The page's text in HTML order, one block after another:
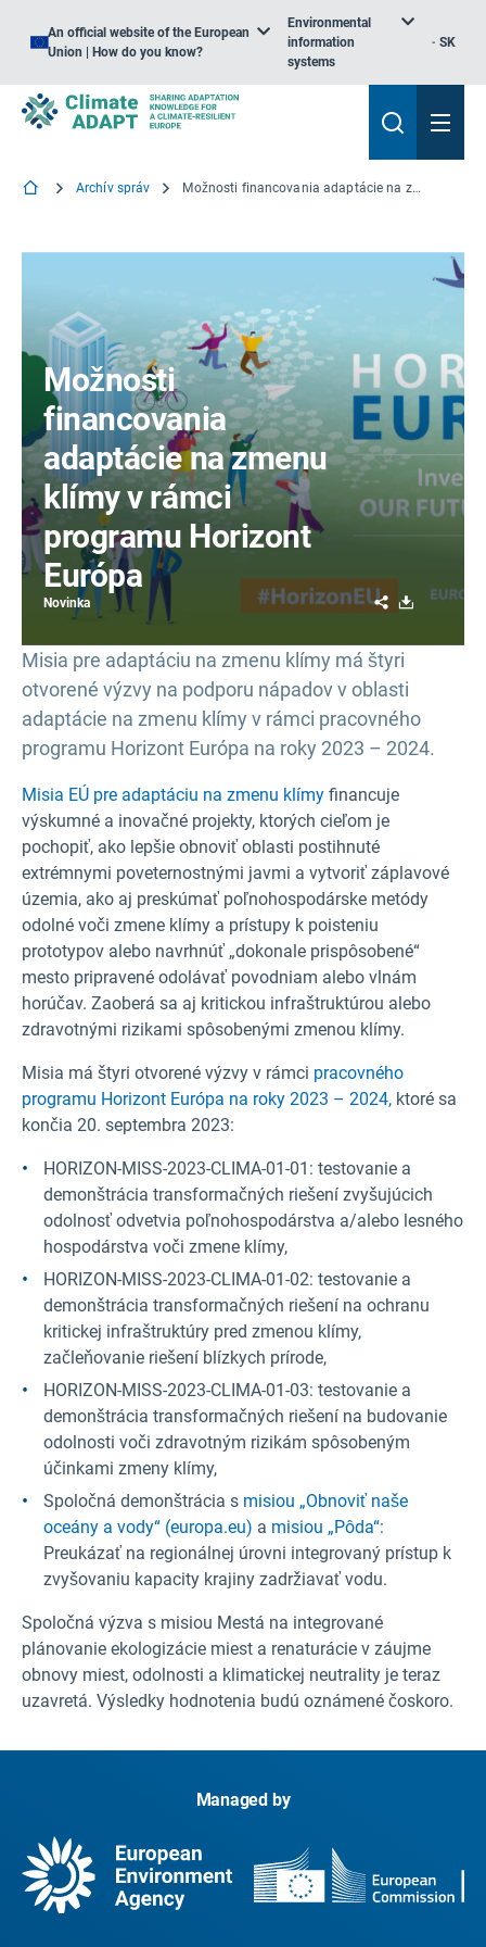
An official website of the European
Union | How do you know?
Environmental
information
systems
SK
Archív správ Možnosti financovania adaptácie na zmenu klímy v rámci programu Horizont Európa
Možnosti
financovania
adaptácie na zmenu
klímy v rámci
programu Horizont
Európa
Novinka ShareDownload
Misia pre adaptáciu na zmenu klímy má štyri
otvorené výzvy na podporu nápadov v oblasti
adaptácie na zmenu klímy v rámci pracovného
programu Horizont Európa na roky 2023 – 2024.
Misia EÚ pre adaptáciu na zmenu klímy financuje
výskumné a inovačné projekty, ktorých cieľom je
pochopiť, ako lepšie obnoviť oblasti postihnuté
extrémnymi poveternostnými javmi a vytvoriť záplavové
územia, ako aj preskúmať poľnohospodárske metódy
odolné voči zmene klímy a prístupy k poisteniu
prototypov alebo navrhnúť „dokonale prispôsobené“
mesto pripravené odolávať povodniam alebo vlnám
horúčav. Zaoberá sa aj kritickou infraštruktúrou alebo
zdravotnými rizikami spôsobenými zmenou klímy.
Misia má štyri otvorené výzvy v rámci pracovného
programu Horizont Európa na roky 2023 – 2024, ktoré sa
končia 20. septembra 2023:
HORIZON-MISS-2023-CLIMA-01-01: testovanie a
demonštrácia transformačných riešení zvyšujúcich
odolnosť odvetvia poľnohospodárstva a/alebo lesného
hospodárstva voči zmene klímy,
HORIZON-MISS-2023-CLIMA-01-02: testovanie a
demonštrácia transformačných riešení na ochranu
kritickej infraštruktúry pred zmenou klímy,
začleňovanie riešení blízkych prírode,
HORIZON-MISS-2023-CLIMA-01-03: testovanie a
demonštrácia transformačných riešení na budovanie
odolnosti voči zdravotným rizikám spôsobeným
účinkami zmeny klímy,
Spoločná demonštrácia s misiou „Obnoviť naše
oceány a vody“ (europa.eu) a misiou „Pôda“:
Preukázať na regionálnej úrovni integrovaný prístup k
zvyšovaniu kapacity krajiny zadržiavať vodu.
Spoločná výzva s misiou Mestá na integrované
plánovanie ekologizácie miest a renaturácie v záujme
obnovy miest, odolnosti a klimatickej neutrality je teraz
uzavretá. Výsledky hodnotenia budú oznámené čoskoro.
Managed by